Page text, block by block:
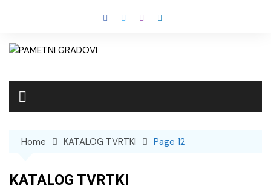
Home KATALOG TVRTKI Page 12
KATALOG TVRTKI